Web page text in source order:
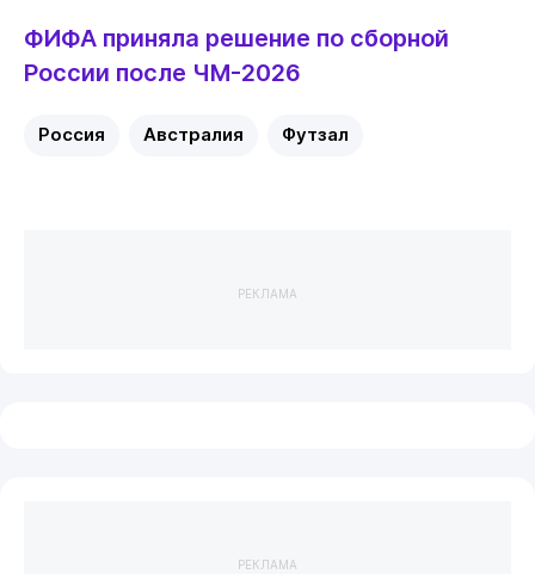
ФИФА приняла решение по сборной
России после ЧМ-2026
Россия Австралия Футзал
РЕКЛАМА
РЕКЛАМА